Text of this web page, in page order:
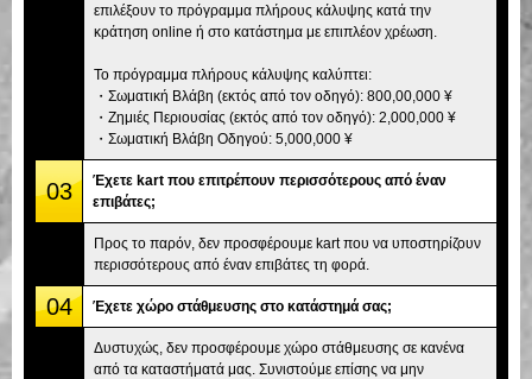
επιλέξουν το πρόγραμμα πλήρους κάλυψης κατά την
κράτηση online ή στο κατάστημα με επιπλέον χρέωση.
Το πρόγραμμα πλήρους κάλυψης καλύπτει:
・Σωματική Βλάβη (εκτός από τον οδηγό): 800,00,000 ¥
・Ζημιές Περιουσίας (εκτός από τον οδηγό): 2,000,000 ¥
・Σωματική Βλάβη Οδηγού: 5,000,000 ¥
03
Έχετε kart που επιτρέπουν περισσότερους από έναν
επιβάτες;
Προς το παρόν, δεν προσφέρουμε kart που να υποστηρίζουν
περισσότερους από έναν επιβάτες τη φορά.
04 Έχετε χώρο στάθμευσης στο κατάστημά σας;
Δυστυχώς, δεν προσφέρουμε χώρο στάθμευσης σε κανένα
από τα καταστήματά μας. Συνιστούμε επίσης να μην